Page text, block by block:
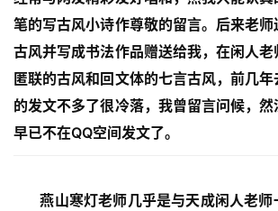
笔的写古风小诗作尊敬的留言。后来老
古风并写成书法作品赠送给我，在闲人
匿联的古风和回文体的七言古风，前几
的发文不多了很冷落，我曾留言问候，
早已不在QQ空间发文了。
燕山寒灯老师几乎是与天成闲人老师